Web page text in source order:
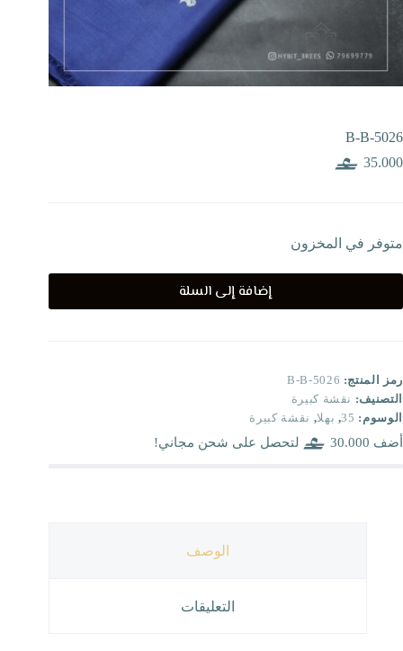
B-B-5026
35.000
متوفر في المخزون
إضافة إلى السلة
رمز المنتج: B-B-5026
التصنيف: نقشة كبيرة
الوسوم: 35
, بهلا, نقشة كبيرة
أضف 30.000 لتحصل على شحن مجاني!
الوصف
التعليقات